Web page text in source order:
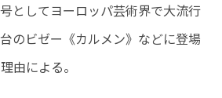
としてヨーロッパ芸術界で大流行
のビゼー《カルメン》などに登場
由による。